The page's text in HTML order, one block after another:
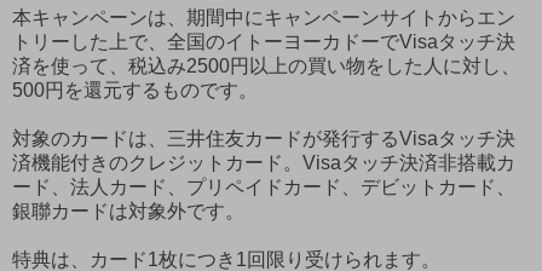
本キャンペーンは、期間中にキャンペーンサイトからエン
トリーした上で、全国のイトーヨーカドーでVisaタッチ決
済を使って、税込み2500円以上の買い物をした人に対し、
500円を還元するものです。
対象のカードは、三井住友カードが発行するVisaタッチ決
済機能付きのクレジットカード。Visaタッチ決済非搭載カ
ード、法人カード、プリペイドカード、デビットカード、
銀聯カードは対象外です。
特典は、カード1枚につき1回限り受けられます。